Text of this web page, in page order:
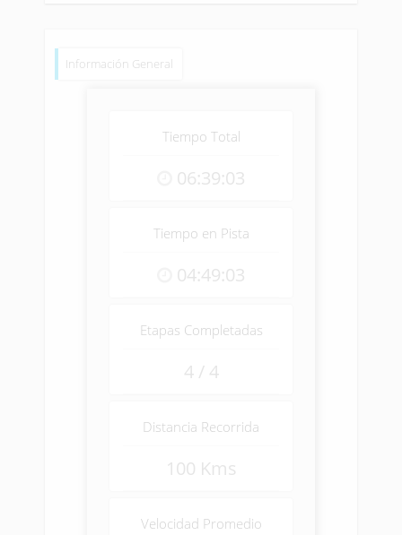
Información General
Tiempo Total
06:39:03
Tiempo en Pista
04:49:03
Etapas Completadas
4 / 4
Distancia Recorrida
100 Kms
Velocidad Promedio